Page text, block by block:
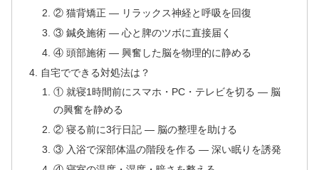
② 猫背矯正 — リラックス神経と呼吸を回復
③ 鍼灸施術 — 心と脾のツボに直接届く
④ 頭部施術 — 興奮した脳を物理的に静める
自宅でできる対処法は？
① 就寝1時間前にスマホ・PC・テレビを切る — 脳
の興奮を静める
② 寝る前に3行日記 — 脳の整理を助ける
③ 入浴で深部体温の階段を作る — 深い眠りを誘発